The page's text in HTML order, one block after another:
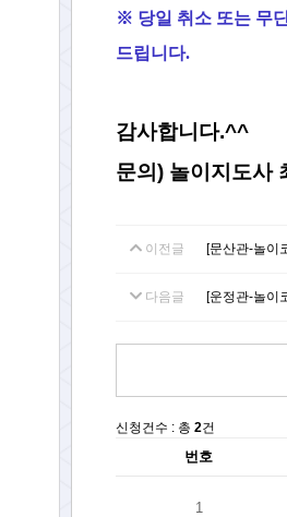
※ 당일 취소 또는 무
드립니다.
감사합니다.^^
문의) 놀이지도사
이전글 [문산관-놀이
다음글 [운정관-놀이
신청건수 : 총 2건
번호
1